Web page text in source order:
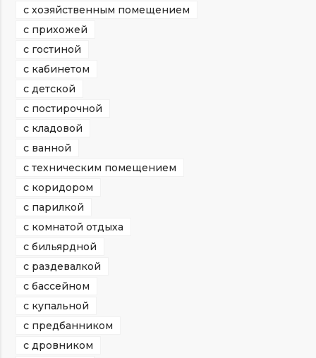
с хозяйственным помещением
с прихожей
с гостиной
с кабинетом
с детской
с постирочной
с кладовой
с ванной
с техническим помещением
с коридором
с парилкой
с комнатой отдыха
с бильярдной
с раздевалкой
с бассейном
с купальной
с предбанником
с дровником